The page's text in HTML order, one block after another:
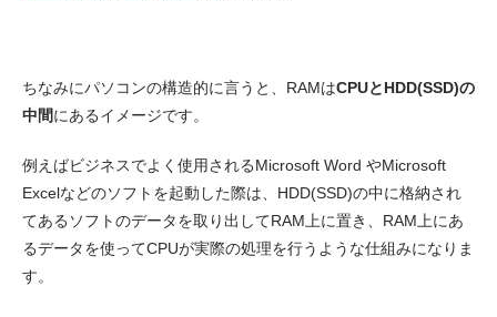
ちなみにパソコンの構造的に言うと、RAMはCPUとHDD(SSD)の
中間にあるイメージです。
例えばビジネスでよく使用されるMicrosoft Word やMicrosoft
Excelなどのソフトを起動した際は、HDD(SSD)の中に格納され
てあるソフトのデータを取り出してRAM上に置き、RAM上にあ
るデータを使ってCPUが実際の処理を行うような仕組みになりま
す。